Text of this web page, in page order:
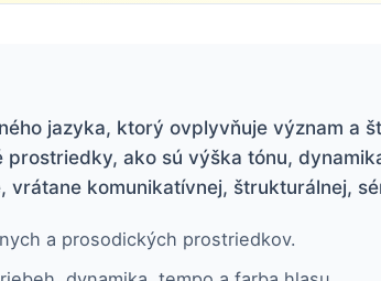
jazyka, ktorý ovplyvňuje význam a
ako sú výška tónu,
vrátane komunikatívnej, štrukturálnej,
a prosodických prostriedkov.